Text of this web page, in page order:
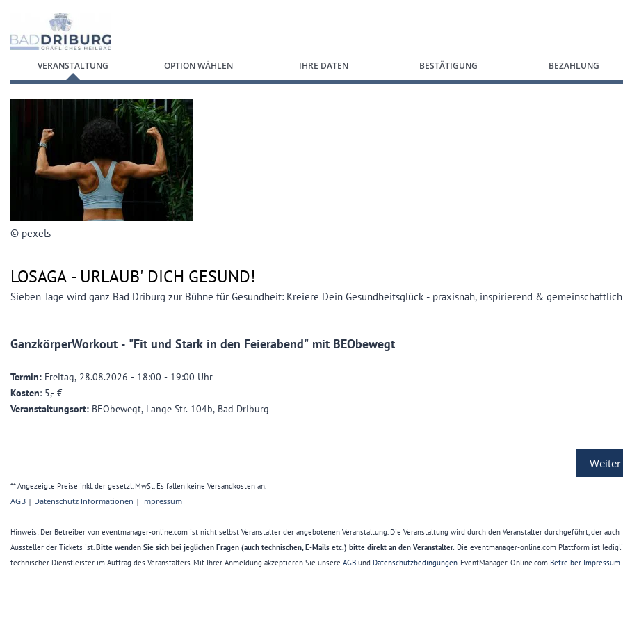
VERANSTALTUNG OPTION WÄHLEN IHRE DATEN BESTÄTIGUNG BEZAHLUNG
© pexels
LOSAGA - URLAUB' DICH GESUND!
Sieben Tage wird ganz Bad Driburg zur Bühne für Gesundheit: Kreiere Dein Gesundheitsglück - praxisnah, inspirierend &
GanzkörperWorkout - "Fit und Stark in den Feierabend" mit BEObewegt
Termin: Freitag, 28.08.2026 - 18:00 - 19:00 Uhr
Kosten: 5,- €
Veranstaltungsort: BEObewegt, Lange Str. 104b, Bad Driburg
Weiter
** Angezeigte Preise inkl. der gesetzl. MwSt. Es fallen keine Versandkosten an.
AGB | Datenschutz Informationen | Impressum
Hinweis: Der Betreiber von eventmanager-online.com ist nicht selbst Veranstalter der angebotenen Veranstaltung. Die Veranstaltung wird durch den Veranstalter durchgeführt, der auch
Aussteller der Tickets ist.Bitte wenden Sie sich bei jeglichen Fragen (auch technischen, E-Mails etc.) bitte direkt an den Veranstalter. Die eventmanager-online.com Plattform ist
technischer Dienstleister im Auftrag des Veranstalters. Mit Ihrer Anmeldung akzeptieren Sie unsere AGB und Datenschutzbedingungen. EventManager-Online.com Betreiber Impressum